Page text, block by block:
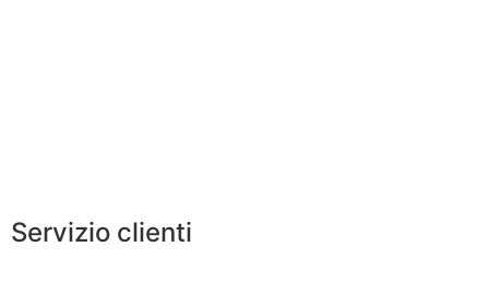
Servizio clienti